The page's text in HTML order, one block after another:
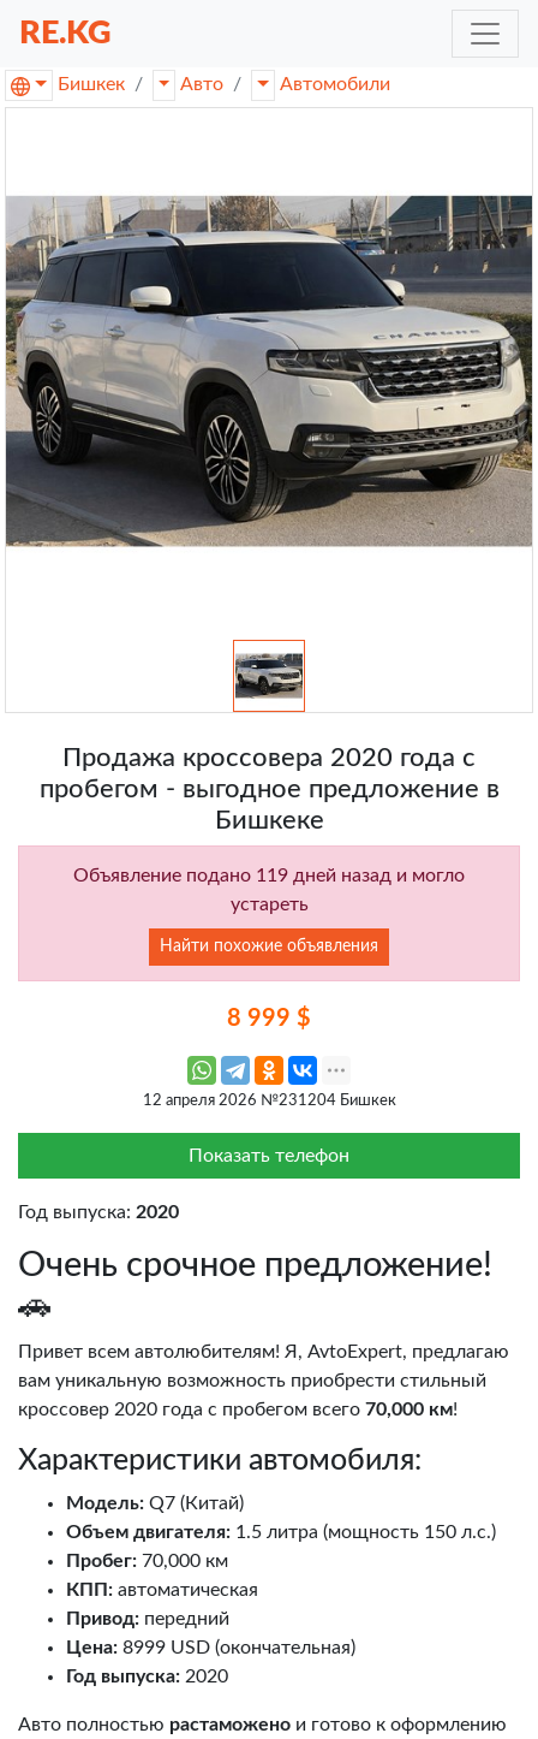
RE.KG
Бишкек Авто Автомобили
Продажа кроссовера 2020 года с
пробегом - выгодное предложение в
Бишкеке
Объявление подано 119 дней назад и могло
устареть
Найти похожие объявления
8 999 $
12 апреля 2026 №231204 Бишкек
Показать телефон
Год выпуска: 2020
Очень срочное предложение!
🚗
Привет всем автолюбителям! Я, AvtoExpert, предлагаю
вам уникальную возможность приобрести стильный
кроссовер 2020 года с пробегом всего 70,000 км!
Характеристики автомобиля:
Модель: Q7 (Китай)
Объем двигателя: 1.5 литра (мощность 150 л.с.)
Пробег: 70,000 км
КПП: автоматическая
Привод: передний
Ценa: 8999 USD (окончательная)
Год выпуска: 2020
Авто полностью растаможено и готово к оформлению